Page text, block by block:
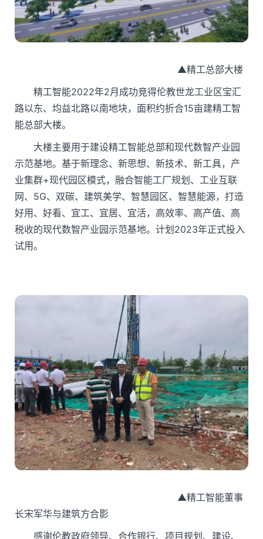
▲精工总部大楼
精工智能2022年2月成功竞得伦教世龙工业区宝汇
路以东、均益北路以南地块，面积约折合15亩建精工智
能总部大楼。
大楼主要用于建设精工智能总部和现代数智产业园
示范基地。基于新理念、新思想、新技术、新工具，产
业集群+现代园区模式，融合智能工厂规划、工业互联
网、5G、双碳、建筑美学、智慧园区、智慧能源，打造
好用、好看、宜工、宜居、宜活，高效率、高产值、高
税收的现代数智产业园示范基地。计划2023年正式投入
试用。
▲精工智能董事
长宋军华与建筑方合影
感谢伦教政府领导、合作银行、项目规划、建设、